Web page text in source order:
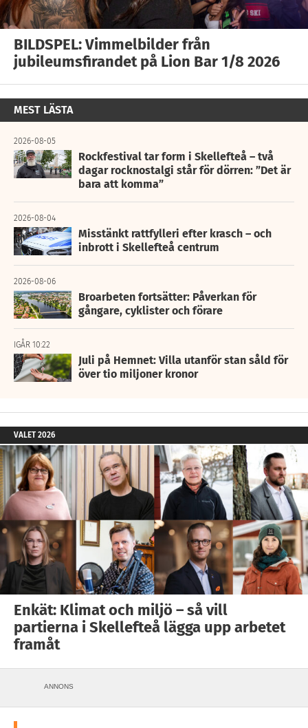
BILDSPEL: Vimmelbilder från
jubileumsfirandet på Lion Bar 1/8 2026
MEST LÄSTA
2026-08-05
Rockfestival tar form i Skellefteå – två
dagar rocknostalgi står för dörren: ”Det är
bara att komma”
2026-08-04
Misstänkt rattfylleri efter krasch – och
inbrott i Skellefteå centrum
2026-08-06
Broarbeten fortsätter: Påverkan för
gångare, cyklister och förare
IGÅR 10:22
Juli på Hemnet: Villa utanför stan såld för
över tio miljoner kronor
VALET 2026
Enkät: Klimat och miljö – så vill
partierna i Skellefteå lägga upp arbetet
framåt
ANNONS